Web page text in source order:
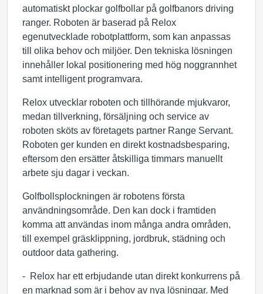
automatiskt plockar golfbollar på golfbanors driving
ranger. Roboten är baserad på Relox
egenutvecklade robotplattform, som kan anpassas
till olika behov och miljöer. Den tekniska lösningen
innehåller lokal positionering med hög noggrannhet
samt intelligent programvara.
Relox utvecklar roboten och tillhörande mjukvaror,
medan tillverkning, försäljning och service av
roboten sköts av företagets partner Range Servant.
Roboten ger kunden en direkt kostnadsbesparing,
eftersom den ersätter åtskilliga timmars manuellt
arbete sju dagar i veckan.
Golfbollsplockningen är robotens första
användningsområde. Den kan dock i framtiden
komma att användas inom många andra områden,
till exempel gräsklippning, jordbruk, städning och
outdoor data gathering.
- Relox har ett erbjudande utan direkt konkurrens på
en marknad som är i behov av nya lösningar. Med